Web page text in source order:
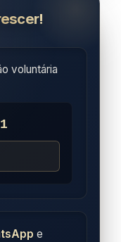
voluntária
e